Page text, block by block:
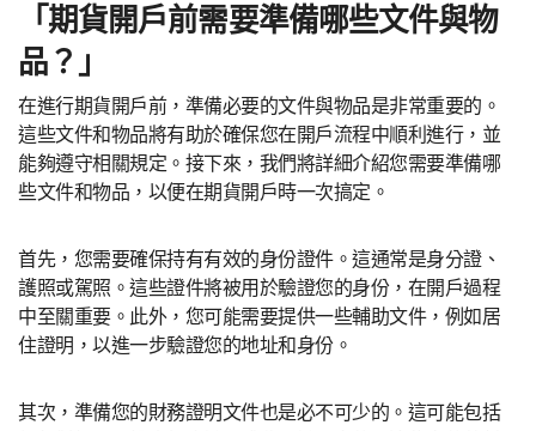
「期貨開戶前需要準備哪些文件與物
品？」
在進行期貨開戶前，準備必要的文件與物品是非常重要的。
這些文件和物品將有助於確保您在開戶流程中順利進行，並
能夠遵守相關規定。接下來，我們將詳細介紹您需要準備哪
些文件和物品，以便在期貨開戶時一次搞定。
首先，您需要確保持有有效的身份證件。這通常是身分證、
護照或駕照。這些證件將被用於驗證您的身份，在開戶過程
中至關重要。此外，您可能需要提供一些輔助文件，例如居
住證明，以進一步驗證您的地址和身份。
其次，準備您的財務證明文件也是必不可少的。這可能包括